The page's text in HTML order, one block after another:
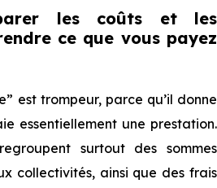
les coûts et les
ce que vous payez
est trompeur, parce qu’il donne
essentiellement une prestation.
surtout des sommes
collectivités, ainsi que des frais